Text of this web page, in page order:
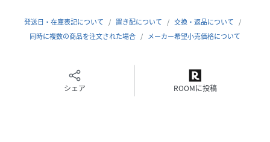
※商品画像はサンプルのため、デザイン、素材(混率等)、色
味やサイズなどの仕様に変更がある場合がございます。予め
※定価（税込）は、2026年6月26日のセール開始前の店舗に
おける販売価格です。
発送日・在庫表記について 置き配について
交換・返品について
同時に複数の商品を注文された場合
メーカー希望小売価格について
シェア ROOMに投稿